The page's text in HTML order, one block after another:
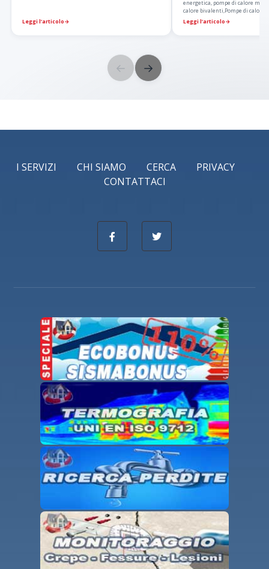
Leggi l’articolo→
energetica, pompe di calore
calore bivalenti,Pompe di calore
Leggi l’articolo→
← →
I SERVIZI CHI SIAMO CERCA
PRIVACY
CONTATTACI